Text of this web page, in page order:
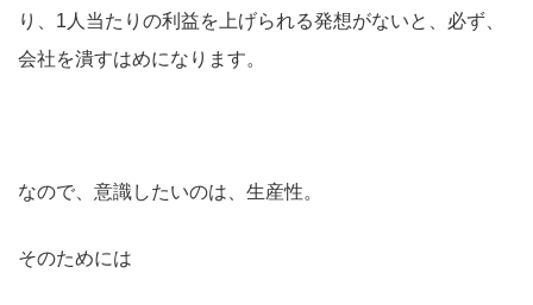
り、1人当たりの利益を上げられる発想がないと、必ず、
会社を潰すはめになります。
なので、意識したいのは、生産性。
そのためには